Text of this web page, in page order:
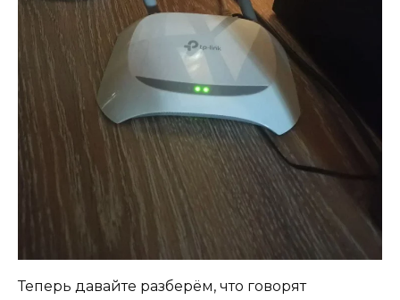
Теперь давайте разберём, что говорят